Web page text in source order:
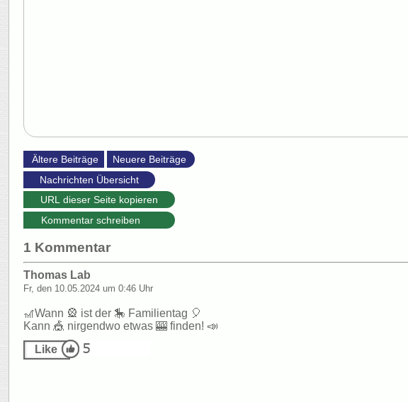
URL dieser Seite kopieren
Kommentar schreiben
1 Kommentar
Thomas Lab
Fr, den 10.05.2024 um 0:46 Uhr
🎢Wann 🎡 ist der 🎠 Familientag 🎈
Kann 🎪 nirgendwo etwas 🎰 finden! 📣